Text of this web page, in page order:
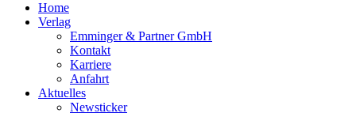
Home
Verlag
Emminger & Partner GmbH
Kontakt
Karriere
Anfahrt
Aktuelles
Newsticker